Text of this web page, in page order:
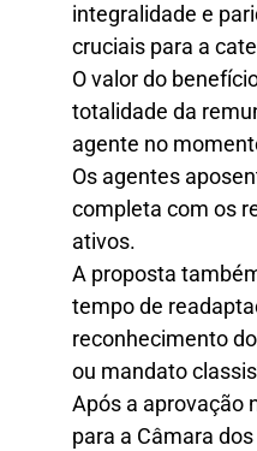
integralidade e
cruciais para a
O valor do
totalidade da
agente no
Os agentes
completa com os
ativos.
A proposta
tempo de
reconhecimento
ou mandato
Após a aprovação
para a Câmara